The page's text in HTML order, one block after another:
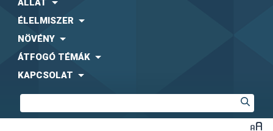
ÁLLAT
ÉLELMISZER
NÖVÉNY
ÁTFOGÓ TÉMÁK
KAPCSOLAT